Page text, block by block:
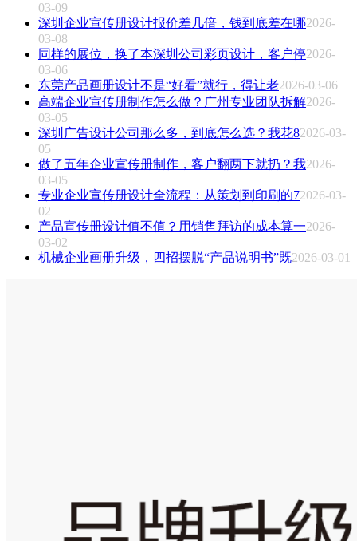
03-09
深圳企业宣传册设计报价差几倍，钱到底差在哪2026-
03-08
同样的展位，换了本深圳公司彩页设计，客户停2026-
03-06
东莞产品画册设计不是“好看”就行，得让老2026-03-06
高端企业宣传册制作怎么做？广州专业团队拆解2026-
03-05
深圳广告设计公司那么多，到底怎么选？我花82026-03-
05
做了五年企业宣传册制作，客户翻两下就扔？我2026-
03-05
专业企业宣传册设计全流程：从策划到印刷的72026-03-
02
产品宣传册设计值不值？用销售拜访的成本算一2026-
03-02
机械企业画册升级，四招摆脱“产品说明书”既2026-03-01